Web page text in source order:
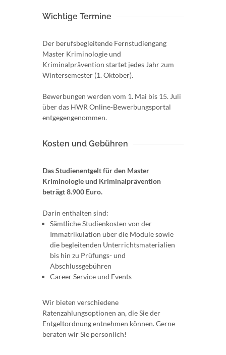
Wichtige Termine
Der berufsbegleitende Fernstudiengang
Master Kriminologie und
Kriminalprävention startet jedes Jahr zum
Wintersemester (1. Oktober).
Bewerbungen werden vom 1. Mai bis 15. Juli
über das HWR Online-Bewerbungsportal
entgegengenommen.
Kosten und Gebühren
Das Studienentgelt für den Master
Kriminologie und Kriminalprävention
beträgt 8.900 Euro.
Darin enthalten sind:
Sämtliche Studienkosten von der
Immatrikulation über die Module sowie
die begleitenden Unterrichtsmaterialien
bis hin zu Prüfungs- und
Abschlussgebühren
Career Service und Events
Wir bieten verschiedene
Ratenzahlungsoptionen an, die Sie der
Entgeltordnung entnehmen können. Gerne
beraten wir Sie persönlich!